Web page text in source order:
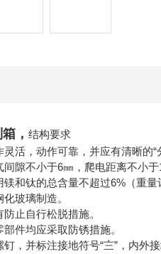
箱 ， 结构要求
活，动作可靠，并应有清晰的“分
隙不小于6㎜，爬电距离不小于
和钛的总含量不超过6%（重量
玻璃制造。
止自行松脱措施。
件均应采取防锈措施。
，并标注接地符号“〨”，内外